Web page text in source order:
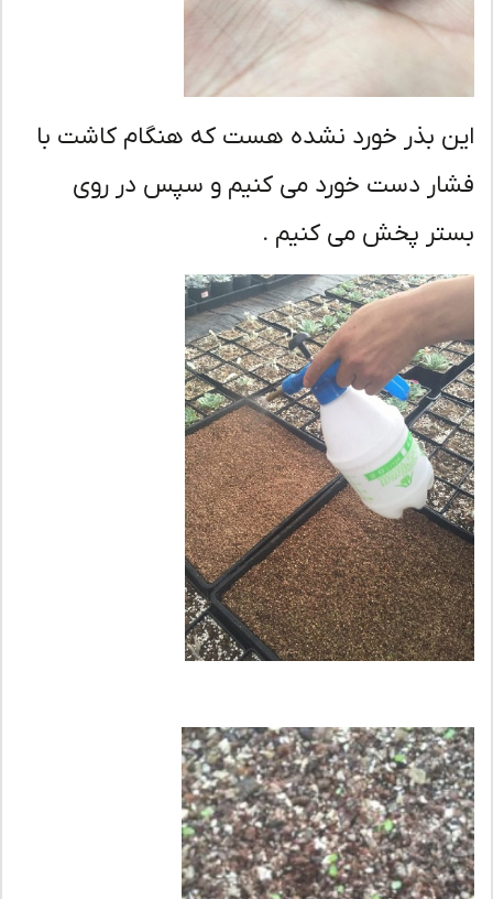
بذر خورد نشده هست که هنگام کاشت با
دست خورد می کنیم و سپس در روی
پخش می کنیم .